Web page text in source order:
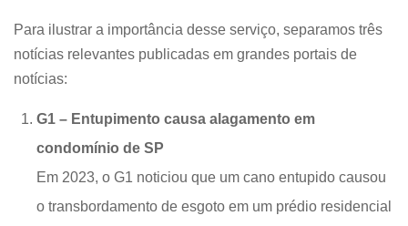
Para ilustrar a importância desse serviço, separamos três
notícias relevantes publicadas em grandes portais de
notícias:
G1 – Entupimento causa alagamento em
condomínio de SP
Em 2023, o G1 noticiou que um cano entupido causou
o transbordamento de esgoto em um prédio residencial